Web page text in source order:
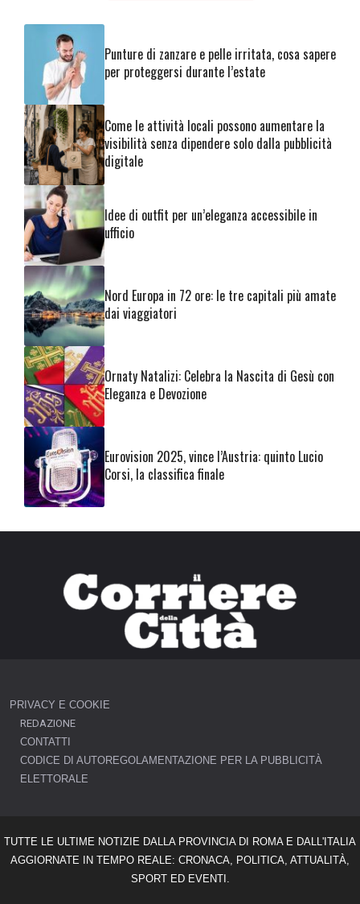
Punture di zanzare e pelle irritata, cosa sapere
per proteggersi durante l’estate
Come le attività locali possono aumentare la
visibilità senza dipendere solo dalla pubblicità
digitale
Idee di outfit per un’eleganza accessibile in
ufficio
Nord Europa in 72 ore: le tre capitali più amate
dai viaggiatori
Ornaty Natalizi: Celebra la Nascita di Gesù con
Eleganza e Devozione
Eurovision 2025, vince l’Austria: quinto Lucio
Corsi, la classifica finale
PRIVACY E COOKIE
REDAZIONE
CONTATTI
CODICE DI AUTOREGOLAMENTAZIONE PER LA PUBBLICITÀ
ELETTORALE
TUTTE LE ULTIME NOTIZIE DALLA PROVINCIA DI ROMA E DALL'ITALIA
AGGIORNATE IN TEMPO REALE: CRONACA, POLITICA, ATTUALITÀ,
SPORT ED EVENTI.